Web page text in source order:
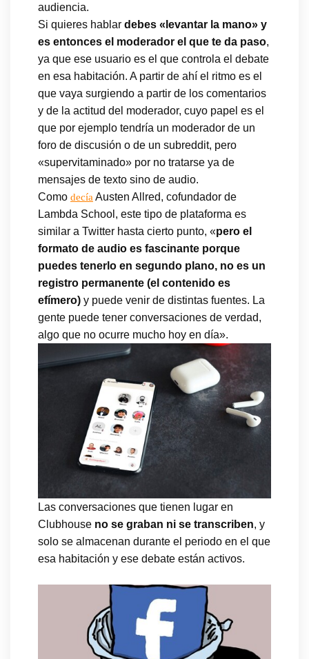
audiencia.
Si quieres hablar debes «levantar la mano» y
es entonces el moderador el que te da paso,
ya que ese usuario es el que controla el debate
en esa habitación. A partir de ahí el ritmo es el
que vaya surgiendo a partir de los comentarios
y de la actitud del moderador, cuyo papel es el
que por ejemplo tendría un moderador de un
foro de discusión o de un subreddit, pero
«supervitaminado» por no tratarse ya de
mensajes de texto sino de audio.
Como decía Austen Allred, cofundador de
Lambda School, este tipo de plataforma es
similar a Twitter hasta cierto punto, «pero el
formato de audio es fascinante porque
puedes tenerlo en segundo plano, no es un
registro permanente (el contenido es
efímero) y puede venir de distintas fuentes. La
gente puede tener conversaciones de verdad,
algo que no ocurre mucho hoy en día».
Las conversaciones que tienen lugar en
Clubhouse no se graban ni se transcriben, y
solo se almacenan durante el periodo en el que
esa habitación y ese debate están activos.